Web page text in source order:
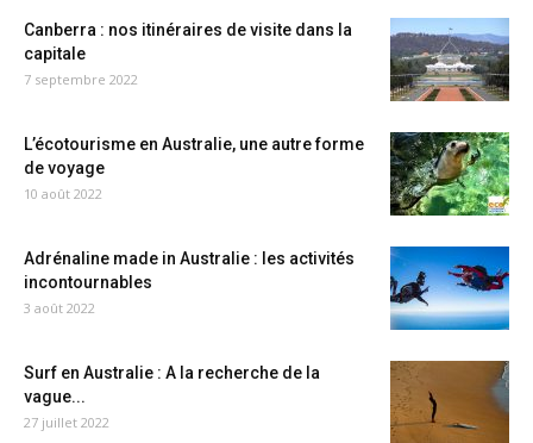
Canberra : nos itinéraires de visite dans la
capitale
7 septembre 2022
L’écotourisme en Australie, une autre forme
de voyage
10 août 2022
Adrénaline made in Australie : les activités
incontournables
3 août 2022
Surf en Australie : A la recherche de la
vague...
27 juillet 2022